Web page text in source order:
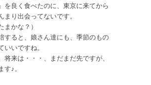
を良く食べたのに、東京に来てから
まり出会ってないです。
まかな？）
すると、娘さん達にも、季節のもの
いいですね。
将来は・・・、まだまだ先ですが、
す♪。